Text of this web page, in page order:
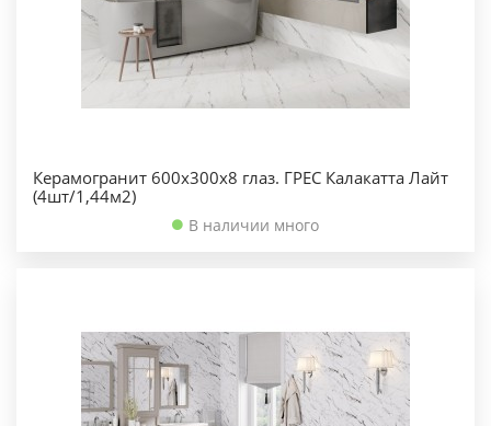
Керамогранит 600х300х8 глаз. ГРЕС Калакатта Лайт
(4шт/1,44м2)
В наличии много